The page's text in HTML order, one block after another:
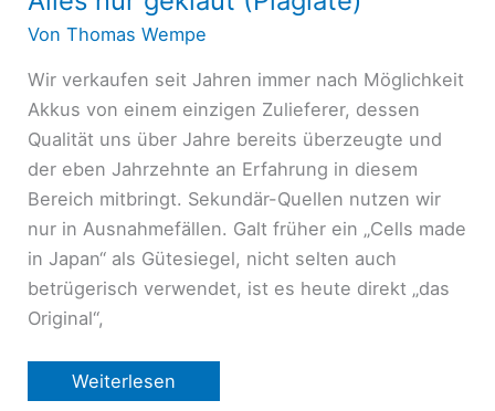
VonThomas Wempe
Wir verkaufen seit Jahren immer nach Möglichkeit
Akkus von einem einzigen Zulieferer, dessen
Qualität uns über Jahre bereits überzeugte und
der eben Jahrzehnte an Erfahrung in diesem
Bereich mitbringt. Sekundär-Quellen nutzen wir
nur in Ausnahmefällen. Galt früher ein „Cells made
in Japan“ als Gütesiegel, nicht selten auch
betrügerisch verwendet, ist es heute direkt „das
Original“,
Alles
nur
Weiterlesen